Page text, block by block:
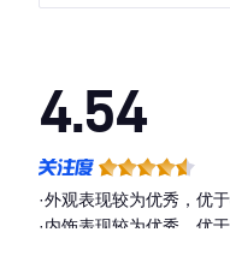
4.54
·外观表现较为优秀，优
·内饰表现较为优秀，优